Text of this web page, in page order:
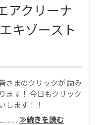
アクリーナ
キゾースト
まのクリックが 励み
ます！ 今日もクリック
します！！
≫続きを読む